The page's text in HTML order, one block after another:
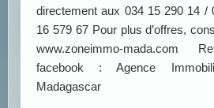
directement aux 034 15 290 14 /
16 579 67 Pour plus d’offres,
www.zoneimmo-mada.com
facebook : Agence
Madagascar